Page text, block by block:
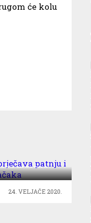
će kolu
i mačaka
24. VELJAČE 2020.